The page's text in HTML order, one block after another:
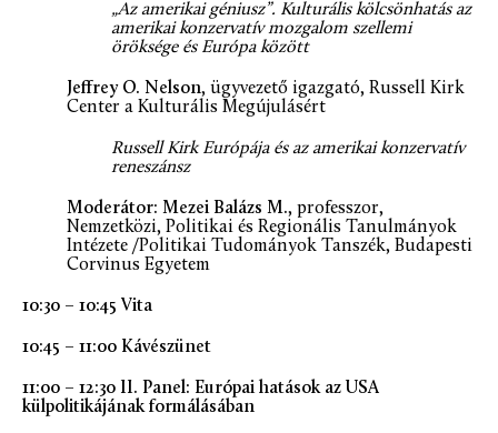
„Az amerikai géniusz”. Kulturális kölcsönhatás az
amerikai konzervatív mozgalom szellemi
öröksége és Európa között
Jeffrey O. Nelson, ügyvezető igazgató, Russell Kirk
Center a Kulturális Megújulásért
Russell Kirk Európája és az amerikai konzervatív
reneszánsz
Moderátor: Mezei Balázs M., professzor,
Nemzetközi, Politikai és Regionális Tanulmányok
Intézete /Politikai Tudományok Tanszék, Budapesti
Corvinus Egyetem
10:30 – 10:45 Vita
10:45 – 11:00 Kávészünet
11:00 – 12:30 II. Panel: Európai hatások az USA
külpolitikájának formálásában